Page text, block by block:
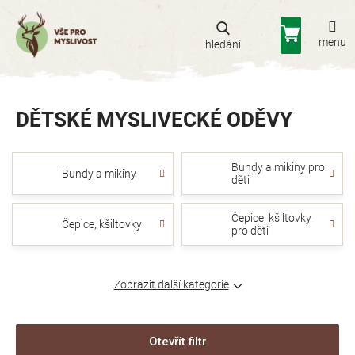
obsah
Nákupní
košík
DĚTSKÉ MYSLIVECKÉ ODĚVY
Bundy a mikiny
Bundy a mikiny pro
děti
Čepice, kšiltovky
Čepice, kšiltovky
pro děti
Zobrazit další kategorie
Otevřít filtr